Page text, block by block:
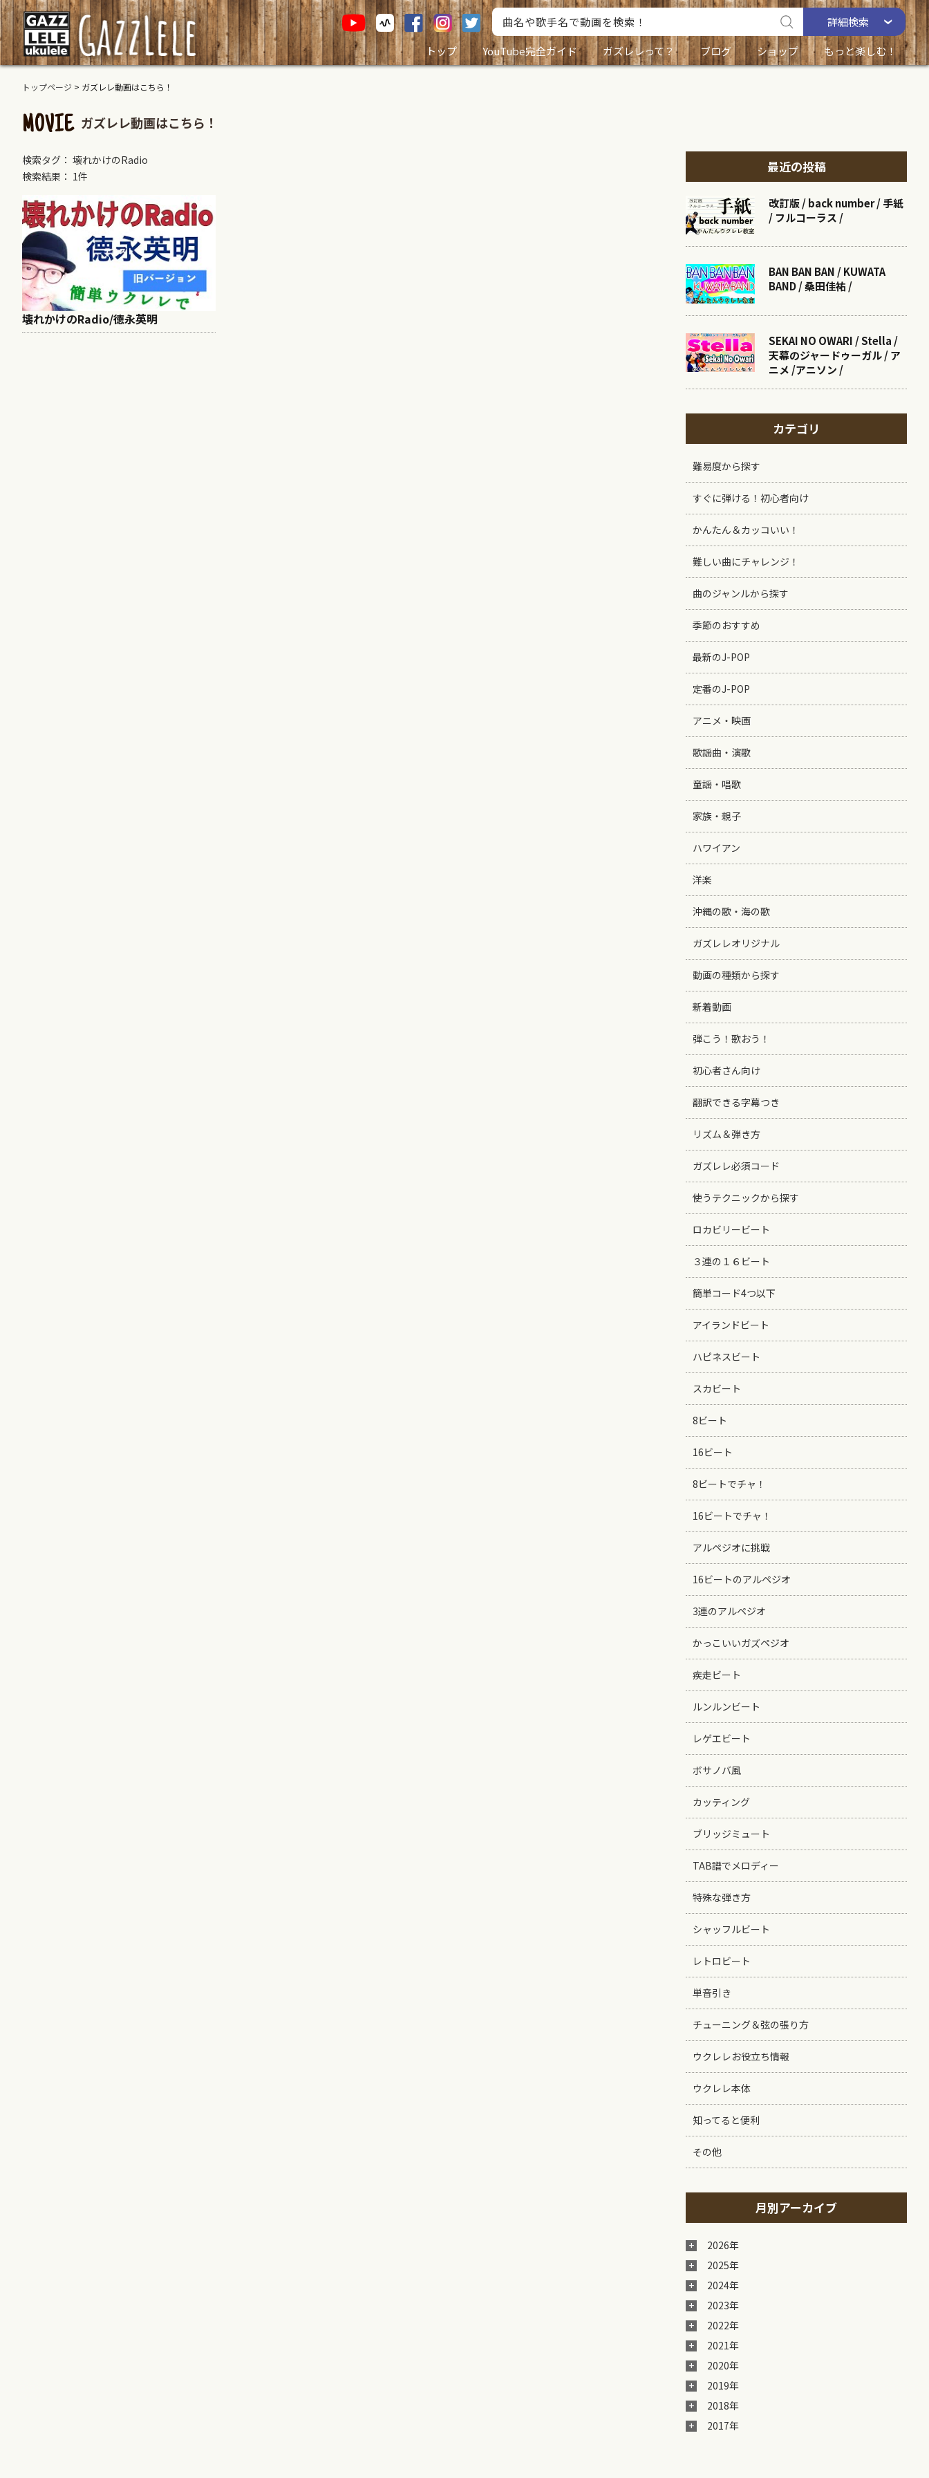
詳細検索
トップ
YouTube完全ガイド ガズレレって？ ブログ ショップ もっと楽しむ！
トップページ > ガズレレ動画はこちら！
MOVIE ガズレレ動画はこちら！
検索タグ： 壊れかけのRadio
検索結果： 1件
壊れかけのRadio/徳永英明
最近の投稿
改訂版 / back number / 手紙
/ フルコーラス /
BAN BAN BAN / KUWATA
BAND / 桑田佳祐 /
SEKAI NO OWARI / Stella /
天幕のジャードゥーガル / ア
ニメ /アニソン /
カテゴリ
難易度から探す
すぐに弾ける！初心者向け
かんたん＆カッコいい！
難しい曲にチャレンジ！
曲のジャンルから探す
季節のおすすめ
最新のJ-POP
定番のJ-POP
アニメ・映画
歌謡曲・演歌
童謡・唱歌
家族・親子
ハワイアン
洋楽
沖縄の歌・海の歌
ガズレレオリジナル
動画の種類から探す
新着動画
弾こう！歌おう！
初心者さん向け
翻訳できる字幕つき
リズム＆弾き方
ガズレレ必須コード
使うテクニックから探す
ロカビリービート
３連の１６ビート
簡単コード4つ以下
アイランドビート
ハピネスビート
スカビート
8ビート
16ビート
8ビートでチャ！
16ビートでチャ！
アルペジオに挑戦
16ビートのアルペジオ
3連のアルペジオ
かっこいいガズペジオ
疾走ビート
ルンルンビート
レゲエビート
ボサノバ風
カッティング
ブリッジミュート
TAB譜でメロディー
特殊な弾き方
シャッフルビート
レトロビート
単音引き
チューニング＆弦の張り方
ウクレレお役立ち情報
ウクレレ本体
知ってると便利
その他
月別アーカイブ
2026年
2025年
2024年
2023年
2022年
2021年
2020年
2019年
2018年
2017年